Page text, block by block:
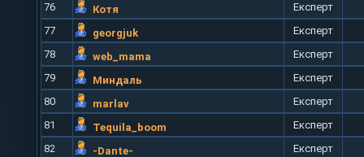
76
Кoтя
Експерт
77
georgjuk
Експерт
78
web_mama
Експерт
79
Миндаль
Експерт
80
marlav
Експерт
81
Tequila_boom
Експерт
82
-Dante- Експерт